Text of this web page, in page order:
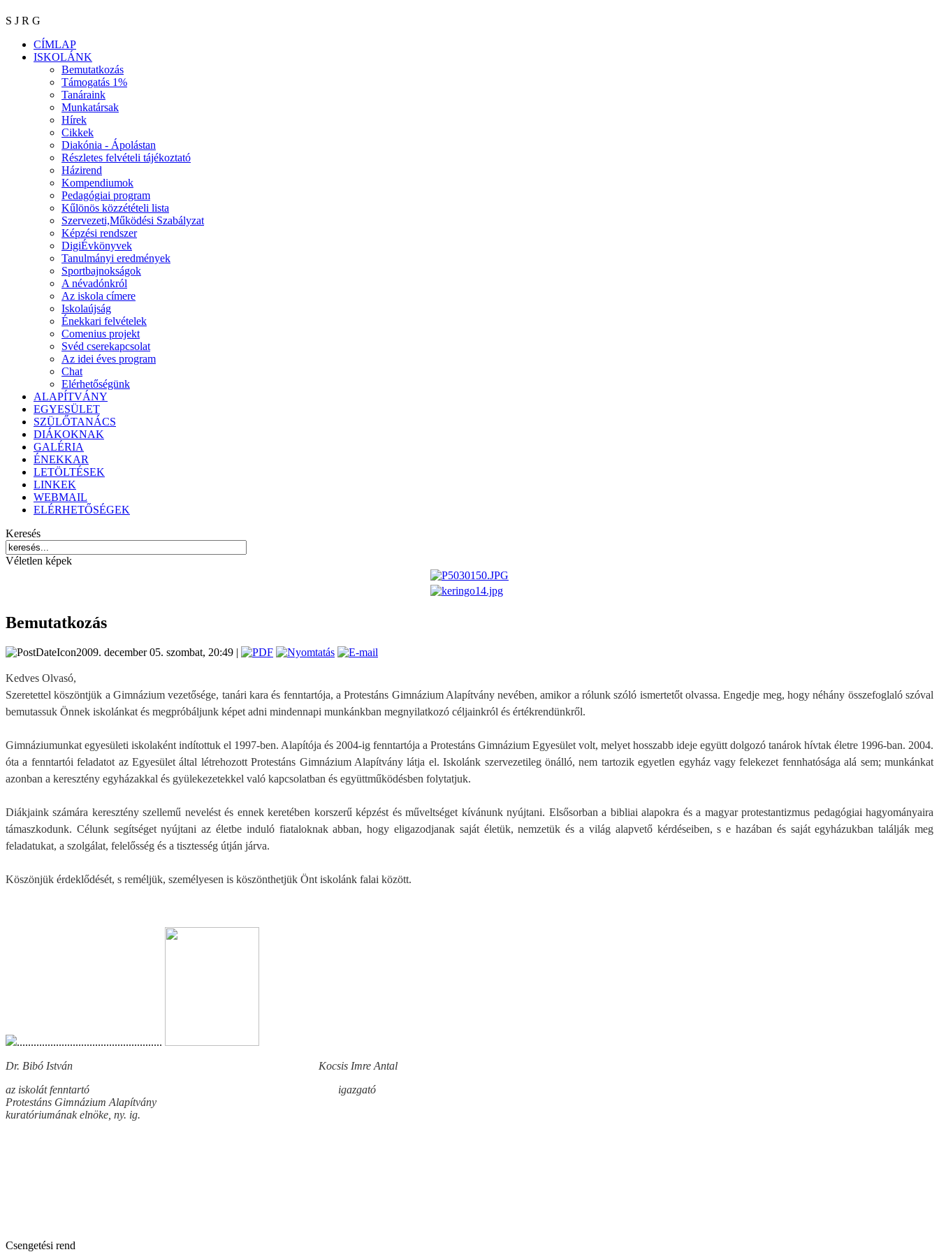
S J R G
CÍMLAP
ISKOLÁNK
Bemutatkozás
Támogatás 1%
Tanáraink
Munkatársak
Hírek
Cikkek
Diakónia - Ápolástan
Részletes felvételi tájékoztató
Házirend
Kompendiumok
Pedagógiai program
Kűlönös közzétételi lista
Szervezeti,Működési Szabályzat
Képzési rendszer
DigiÉvkönyvek
Tanulmányi eredmények
Sportbajnokságok
A névadónkról
Az iskola címere
Iskolaújság
Énekkari felvételek
Comenius projekt
Svéd cserekapcsolat
Az idei éves program
Chat
Elérhetőségünk
ALAPÍTVÁNY
EGYESÜLET
SZÜLŐTANÁCS
DIÁKOKNAK
GALÉRIA
ÉNEKKAR
LETÖLTÉSEK
LINKEK
WEBMAIL
ELÉRHETŐSÉGEK
Keresés
Véletlen képek
Bemutatkozás
2009. december 05. szombat, 20:49 |
Kedves Olvasó,
Szeretettel köszöntjük a Gimnázium vezetősége, tanári kara és fenntartója, a Protestáns Gimnázium Alapítvány nevében, amikor a rólunk szóló ismertetőt olvassa. Engedje meg, hogy néhány összefoglaló szóval
bemutassuk Önnek iskolánkat és megpróbáljunk képet adni mindennapi munkánkban megnyilatkozó céljainkról és értékrendünkről.
Gimnáziumunkat egyesületi iskolaként indítottuk el 1997-ben. Alapítója és 2004-ig fenntartója a Protestáns Gimnázium Egyesület volt, melyet hosszabb ideje együtt dolgozó tanárok hívtak életre 1996-ban. 2004.
óta a fenntartói feladatot az Egyesület által létrehozott Protestáns Gimnázium Alapítvány látja el. Iskolánk szervezetileg önálló, nem tartozik egyetlen egyház vagy felekezet fennhatósága alá sem; munkánkat
azonban a keresztény egyházakkal és gyülekezetekkel való kapcsolatban és együttműködésben folytatjuk.
Diákjaink számára keresztény szellemű nevelést és ennek keretében korszerű képzést és műveltséget kívánunk nyújtani. Elsősorban a bibliai alapokra és a magyar protestantizmus pedagógiai hagyományaira
támaszkodunk. Célunk segítséget nyújtani az életbe induló fiataloknak abban, hogy eligazodjanak saját életük, nemzetük és a világ alapvető kérdéseiben, s e hazában és saját egyházukban találják meg
feladatukat, a szolgálat, felelősség és a tisztesség útján járva.
Köszönjük érdeklődését, s reméljük, személyesen is köszönthetjük Önt iskolánk falai között.
....................................................
Dr. Bibó István Kocsis Imre Antal
az iskolát fenntartó igazgató
Protestáns Gimnázium Alapítvány
kuratóriumának elnöke, ny. ig.
Csengetési rend